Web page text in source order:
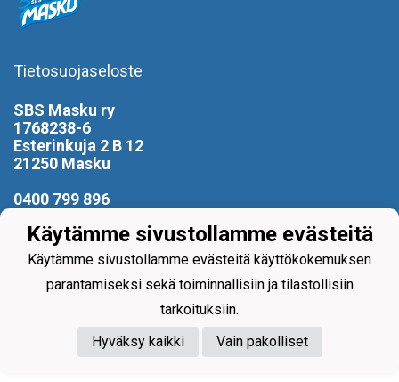
Tietosuojaseloste
SBS Masku ry
1768238-6
Esterinkuja 2 B 12
21250 Masku
0400 799 896
Powered by
Käytämme sivustollamme evästeitä
Käytämme sivustollamme evästeitä käyttökokemuksen
parantamiseksi sekä toiminnallisiin ja tilastollisiin
tarkoituksiin.
Hyväksy kaikki
Vain pakolliset